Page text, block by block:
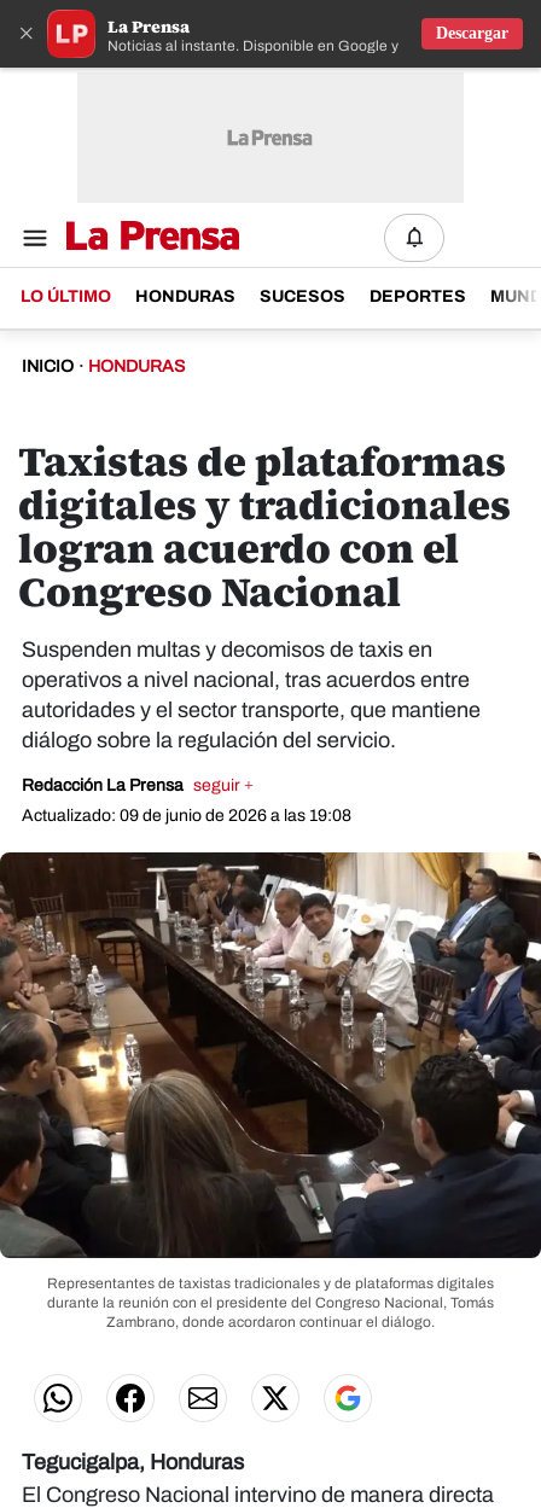
× La Prensa
Noticias al instante. Disponible en Google y IOS
Descargar
LO ÚLTIMO HONDURAS SUCESOS DEPORTES
INICIO · HONDURAS
Taxistas de plataformas
digitales y tradicionales
logran acuerdo con el
Congreso Nacional
Suspenden multas y decomisos de taxis en
operativos a nivel nacional, tras acuerdos entre
autoridades y el sector transporte, que mantiene
diálogo sobre la regulación del servicio.
Redacción La Prensa seguir +
Actualizado: 09 de junio de 2026 a las 19:08
Representantes de taxistas tradicionales y de plataformas digitales
durante la reunión con el presidente del Congreso Nacional, Tomás
Zambrano, donde acordaron continuar el diálogo.
Tegucigalpa, Honduras
El Congreso Nacional intervino de manera directa